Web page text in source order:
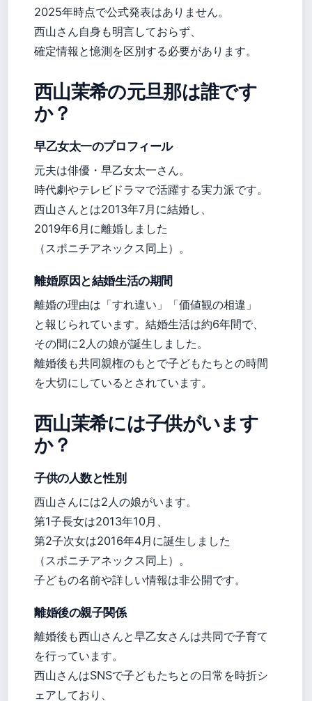
2025年時点で公式発表はありません。
西山さん自身も明言しておらず、
確定情報と憶測を区別する必要があります。
西山茉希の元旦那は誰です
か？
早乙女太一のプロフィール
元夫は俳優・早乙女太一さん。
時代劇やテレビドラマで活躍する実力派です。
西山さんとは2013年7月に結婚し、
2019年6月に離婚しました
（スポニチアネックス同上）。
離婚原因と結婚生活の期間
離婚の理由は「すれ違い」「価値観の相違」
と報じられています。結婚生活は約6年間で、
その間に2人の娘が誕生しました。
離婚後も共同親権のもとで子どもたちとの時間
を大切にしているとされています。
西山茉希には子供がいます
か？
子供の人数と性別
西山さんには2人の娘がいます。
第1子長女は2013年10月、
第2子次女は2016年4月に誕生しました
（スポニチアネックス同上）。
子どもの名前や詳しい情報は非公開です。
離婚後の親子関係
離婚後も西山さんと早乙女さんは共同で子育て
を行っています。
西山さんはSNSで子どもたちとの日常を時折シ
ェアしており、